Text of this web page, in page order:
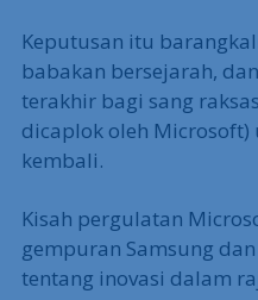
Keputusan itu
babakan bersejarah,
terakhir bagi sang
dicaplok oleh
kembali.
Kisah pergulatan
gempuran Samsung
tentang inovasi dalam